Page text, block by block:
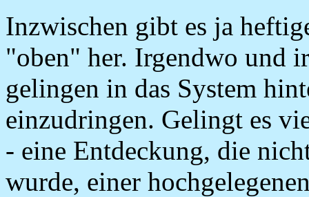
Inzwischen gibt es ja
"oben" her. Irgendwo und
gelingen in das System
einzudringen. Gelingt es
- eine Entdeckung, die
wurde, einer